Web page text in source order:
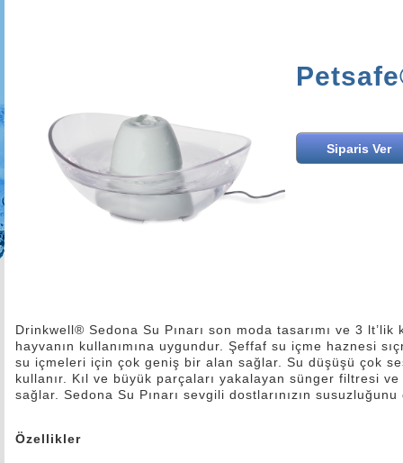
Drinkwell® Sedona Su Pınarı son moda tasarımı ve 3
hayvanın kullanımına uygundur. Şeffaf su içme haznesi
su içmeleri için çok geniş bir alan sağlar. Su düşüşü çok
kullanır. Kıl ve büyük parçaları yakalayan sünger filtresi
sağlar. Sedona Su Pınarı sevgili dostlarınızın
Özellikler